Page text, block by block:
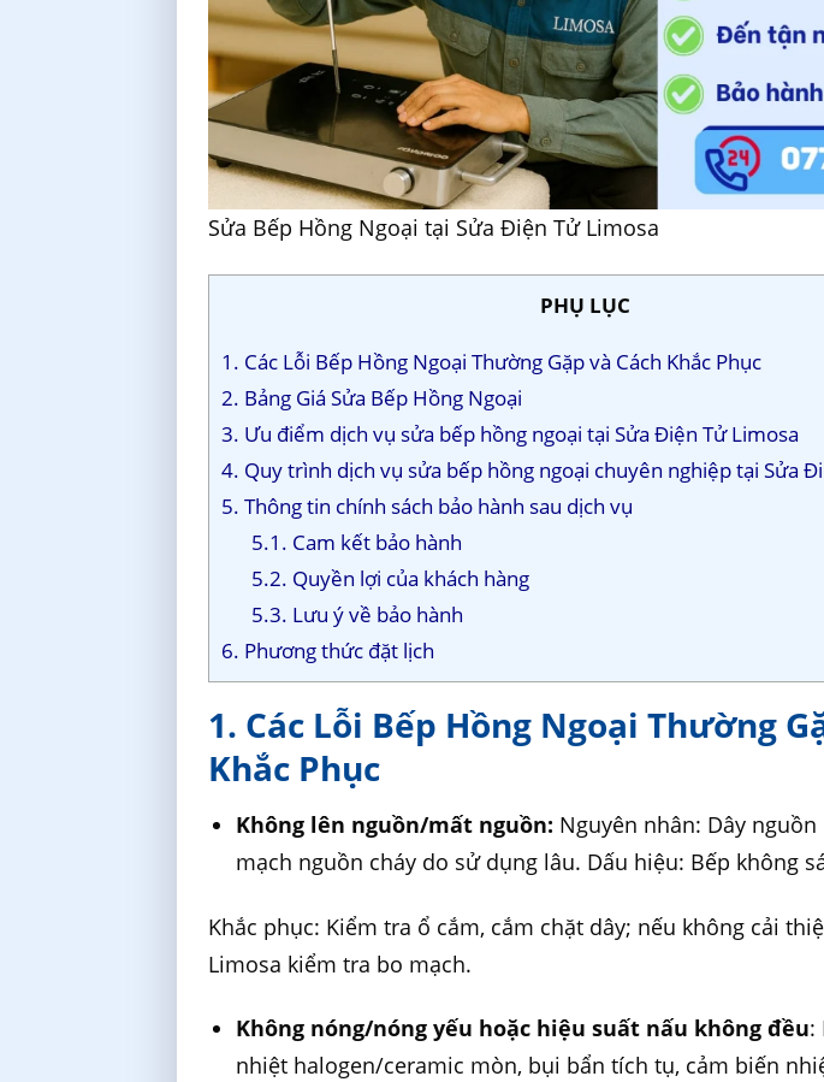
Sửa Bếp Hồng Ngoại tại Sửa Điện Tử Limosa
PHỤ LỤC
1. Các Lỗi Bếp Hồng Ngoại Thường Gặp và Cách Khắc Phục
2. Bảng Giá Sửa Bếp Hồng Ngoại
3. Ưu điểm dịch vụ sửa bếp hồng ngoại tại Sửa Điện Tử Limosa
4. Quy trình dịch vụ sửa bếp hồng ngoại chuyên nghiệp tại Sửa
5. Thông tin chính sách bảo hành sau dịch vụ
5.1. Cam kết bảo hành
5.2. Quyền lợi của khách hàng
5.3. Lưu ý về bảo hành
6. Phương thức đặt lịch
1. Các Lỗi Bếp Hồng Ngoại Thường
Khắc Phục
Không lên nguồn/mất nguồn: Nguyên nhân: Dây
mạch nguồn cháy do sử dụng lâu. Dấu hiệu: Bếp không
Khắc phục: Kiểm tra ổ cắm, cắm chặt dây; nếu không cải
Limosa kiểm tra bo mạch.
Không nóng/nóng yếu hoặc hiệu suất nấu không đều:
nhiệt halogen/ceramic mòn, bụi bẩn tích tụ, cảm biến